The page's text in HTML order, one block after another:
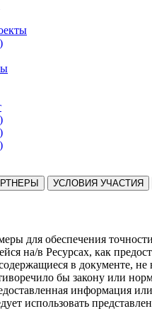
УСЛОВИЯ УЧАСТИЯ
для обеспечения
на/в Ресурсах, как
в документе,
бы закону или
информация
использовать